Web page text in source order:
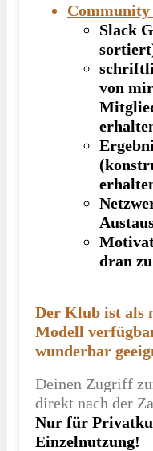
Community
Slack
von
dran
Der Klub ist als
Modell
wunderbar
Deinen Zugriff
direkt nach der
Nur für
Einzelnutzung!